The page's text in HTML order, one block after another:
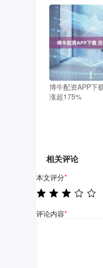
博牛配资APP下
涨超175%
相关评论
本文评分*
评论内容*